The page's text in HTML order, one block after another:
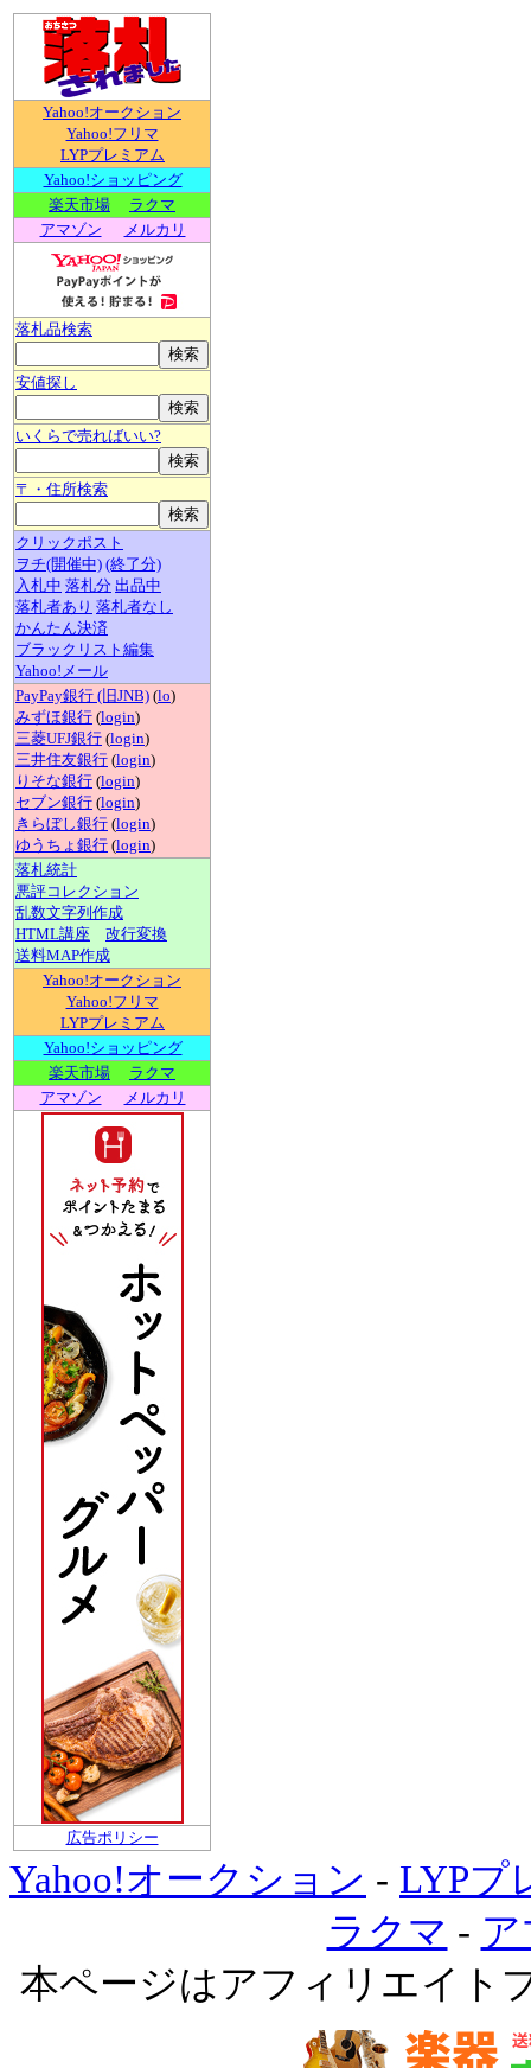
Yahoo!オークション
Yahoo!フリマ
LYPプレミアム
Yahoo!ショッピング
楽天市場
ラクマ
アマゾン
メルカリ
落札品検索
安値探し
いくらで売ればいい?
〒・住所検索
クリックポスト
ヲチ(開催中) (終了分)
入札中 落札分 出品中
落札者あり 落札者なし
かんたん決済
ブラックリスト編集
Yahoo!メール
PayPay銀行 (旧JNB) (lo)
みずほ銀行 (login)
三菱UFJ銀行 (login)
三井住友銀行 (login)
りそな銀行 (login)
セブン銀行 (login)
きらぼし銀行 (login)
ゆうちょ銀行 (login)
落札統計
悪評コレクション
乱数文字列作成
HTML講座
改行変換
送料MAP作成
Yahoo!オークション
Yahoo!フリマ
LYPプレミアム
Yahoo!ショッピング
楽天市場
ラクマ
アマゾン
メルカリ
広告ポリシー
Yahoo!オークション - LYPプ
ラクマ -
本ページはアフィリエイト